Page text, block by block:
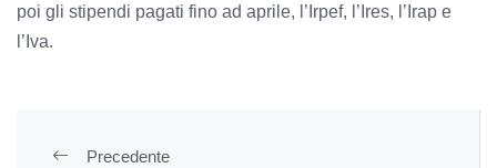
poi gli stipendi pagati fino ad aprile, l’Irpef, l’Ires, l’Irap e
l’Iva.
Precedente